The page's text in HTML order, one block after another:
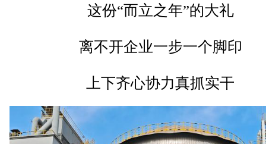
这份“而立之年”的大礼
离不开企业一步一个脚印
上下齐心协力真抓实干